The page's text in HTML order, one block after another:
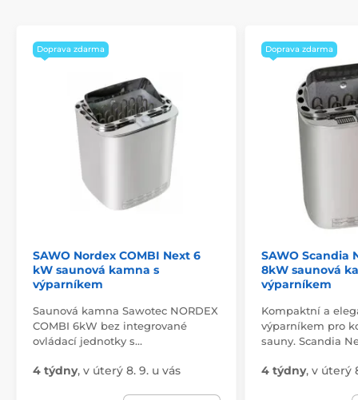
Doprava zdarma
SAWO Nordex COMBI Next 6
kW saunová kamna s
výparníkem
Saunová kamna Sawotec NORDEX
COMBI 6kW bez integrované
ovládací jednotky s…
4 týdny, v úterý 8. 9. u vás
Doprava zdarma
SAWO Scandia
8kW saunová
výparníkem
Kompaktní a
výparníkem pro
sauny. Scandia
4 týdny, v úterý